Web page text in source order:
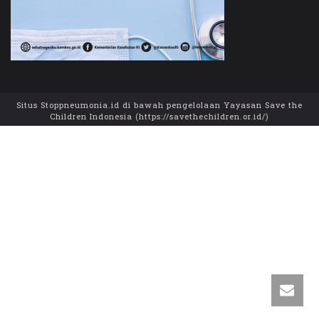
Situs Stoppneumonia.id di bawah pengelolaan Yayasan Save the
Children Indonesia (https://savethechildren.or.id/)